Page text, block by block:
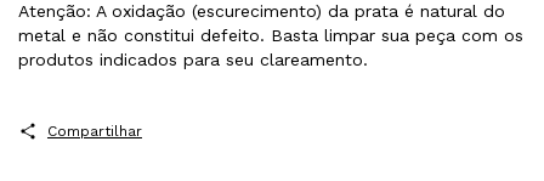
Atenção: A oxidação (escurecimento) da prata é natural do
metal e não constitui defeito. Basta limpar sua peça com os
produtos indicados para seu clareamento.
Compartilhar